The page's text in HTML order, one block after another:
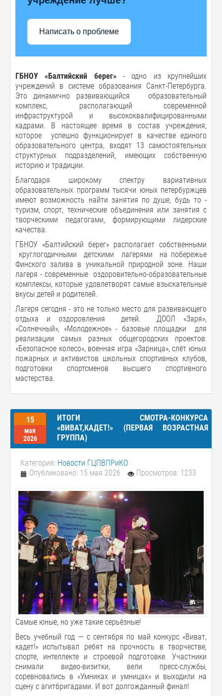
Написать о проблеме
ГБНОУ «Балтийский берег»- одно из крупнейших
учреждений в системе образования Санкт-Петербурга.
Это динамично развивающийся образовательный
комплекс, располагающий современной
инфраструктурой и высококвалифицированными
кадрами. В настоящее время в состав учреждения,
которое успешно функционирует в качестве единого
образовательного центра, входят 13 самостоятельных
структурных подразделений, имеющих собственную
историю и традиции.
Благодаря широкому спектру вариативных
образовательных программ тысячи юных петербуржцев
имеют возможность найти занятия по душе, будь то -
туризм, спорт, технические объединения или занятия с
творческими педагогами, формирующими лидерские
качества.
ГБНОУ «Балтийский берег» располагает собственными
круглогодичными детскими лагерями на побережье
Финского залива в уникальной природной зоне. Наши
лагеря - современные оздоровительно-образовательные
комплексы, которые удовлетворят самые взыскательные
вкусы детей и родителей.
Лагеря сегодня - это не только место для развивающего
отдыха и оздоровления детей. ДООЛ «Заря»,
«Солнечный», «Молодежное» - базовые площадки для
реализации самых разных общегородских проектов:
«Безопасное колесо», военная игра «Зарница», слёт юных
пожарных и активистов школьных спортивных клубов,
подготовки спортсменов высшего спортивного
мастерства.
15
мая
2026
ИТОГИ СМОТРА-КОНКУРСА
«ВИВАТ,КАДЕТ!» (ПЕРВАЯ ВОЗРАСТНАЯ
ГРУППА)
Категория: Новости ГЦПВПРиКО
Опубликовано: 15 мая 2026
Просмотров: 1233
Самые юные, но уже такие серьёзные!
Весь учебный год — с сентября по май конкурс «Виват,
кадет!» испытывал ребят на прочность в творчестве,
спорте, интеллекте и строевой подготовке. Участники
снимали видео-визитки, вели пресс-службы,
соревновались в «Умниках и умницах» и выходили на
сцену с агитбригадами. И вот долгожданный финал!